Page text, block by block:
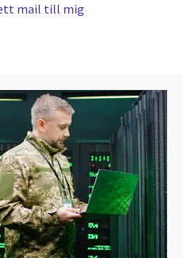
mail till mig